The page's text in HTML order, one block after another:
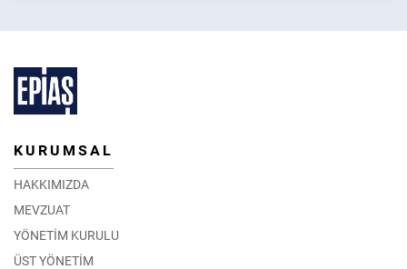
KURUMSAL
HAKKIMIZDA
MEVZUAT
YÖNETİM KURULU
ÜST YÖNETİM